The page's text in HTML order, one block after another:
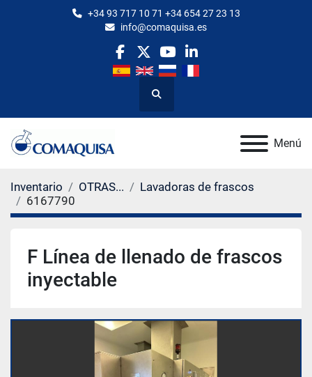
+34 93 717 10 71 +34 654 27 23 13
info@comaquisa.es
facebook
twitteryoutubelinkedin
Buscar
Menú
Inventario OTRAS...
Lavadoras de frascos
6167790
F Línea de llenado de frascos
inyectable